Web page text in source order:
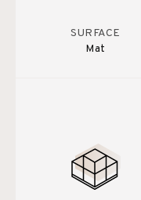
SURFACE
Mat